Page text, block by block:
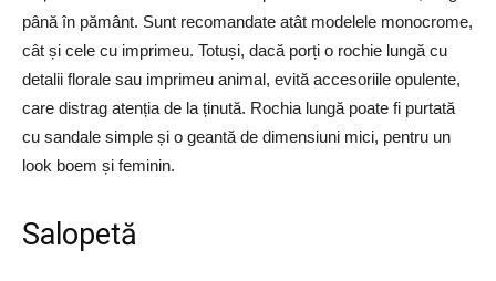
până în pământ. Sunt recomandate atât modelele monocrome,
cât și cele cu imprimeu. Totuși, dacă porți o rochie lungă cu
detalii florale sau imprimeu animal, evită accesoriile opulente,
care distrag atenția de la ținută. Rochia lungă poate fi purtată
cu sandale simple și o geantă de dimensiuni mici, pentru un
look boem și feminin.
Salopetă